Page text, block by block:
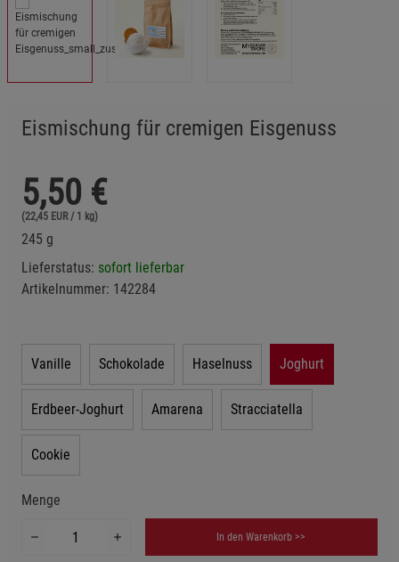
Eismischung für cremigen Eisgenuss
5,50 €
(22,45 EUR / 1 kg)
245 g
Lieferstatus: sofort lieferbar
Artikelnummer: 142284
Vanille Schokolade Haselnuss Joghurt
Erdbeer-Joghurt Amarena Stracciatella
Cookie
Menge
In den Warenkorb >>